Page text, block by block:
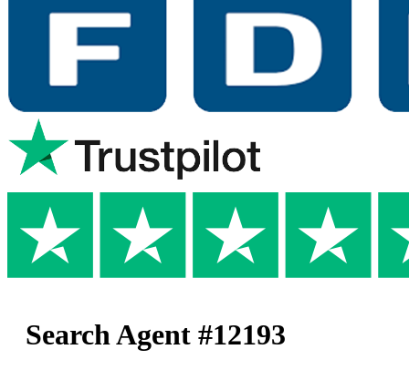
Search Agent #12193